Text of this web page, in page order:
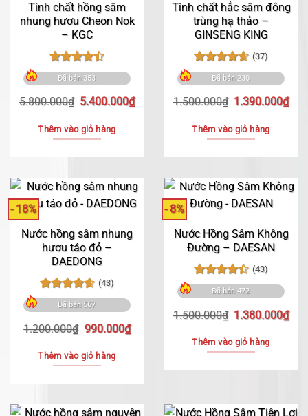
Tinh chất hồng sâm
nhung hươu Cheon Nok
– KGC
Được xếp
hạng4.49
Đã bán 353
5.800.000₫ Giá
là:
5.800.000₫.
5.400.000₫Giá
Thêm vào giỏ hàng
Tinh chất hắc sâm đông
trùng hạ thảo –
GINSENG KING
Được xếp
hạng4.65
(37)
Đã bán 230
1.500.000₫ Giá
là:
1.500.000₫.
1.390.000₫Giá
Thêm vào giỏ hàng
- 18%
Nước hồng sâm nhung
hươu táo đỏ –
DAEDONG
Được xếp
hạng4.60
(43)
Đã bán 567
1.200.000₫ Giá
là:
1.200.000₫.
990.000₫Giá
Thêm vào giỏ hàng
- 8%
Nước Hồng Sâm Không
Đường – DAESAN
Được xếp
hạng4.47
(43)
Đã bán 472
1.500.000₫ Giá
là:
1.500.000₫.
1.380.000₫Giá
Thêm vào giỏ hàng